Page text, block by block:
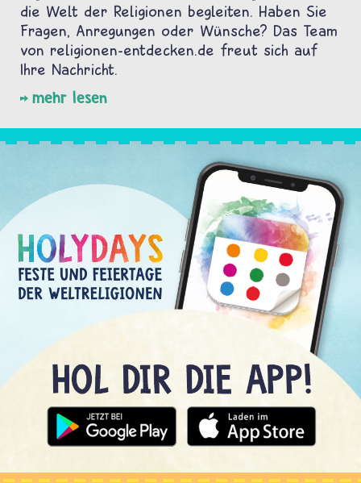
die Welt der Religionen begleiten. Haben Sie
Fragen, Anregungen oder Wünsche? Das Team
von religionen-entdecken.de freut sich auf
Ihre Nachricht.
mehr lesen